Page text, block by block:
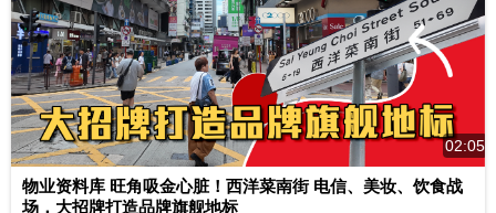
02:05
物业资料库 旺角吸金心脏！西洋菜南街 电信、美妆、饮食战
场，大招牌打造品牌旗舰地标